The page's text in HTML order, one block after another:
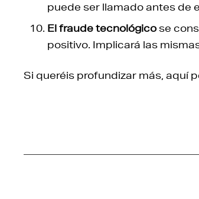
puede ser llamado antes de
El fraude tecnológico se
positivo. Implicará las
Si queréis profundizar más, aquí